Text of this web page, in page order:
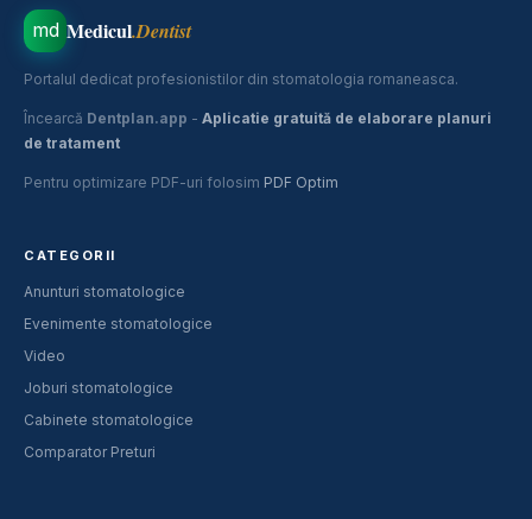
md Medicul.Dentist
Portalul dedicat profesionistilor din stomatologia romaneasca.
Încearcă Dentplan.app - Aplicatie gratuită de elaborare planuri
de tratament
Pentru optimizare PDF-uri folosim PDF Optim
CATEGORII
Anunturi stomatologice
Evenimente stomatologice
Video
Joburi stomatologice
Cabinete stomatologice
Comparator Preturi